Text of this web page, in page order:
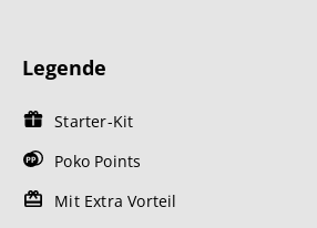
Legende
Starter-Kit
Poko Points
Mit Extra Vorteil